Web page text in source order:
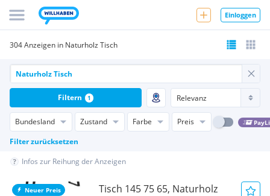
Einloggen
304 Anzeigen in Naturholz Tisch
Bundesland Zustand Farbe Preis
Filter zurücksetzen
Filtern 1
Infos zur Reihung der Anzeigen
Neuer Preis Tisch 145 75 65, Naturholz